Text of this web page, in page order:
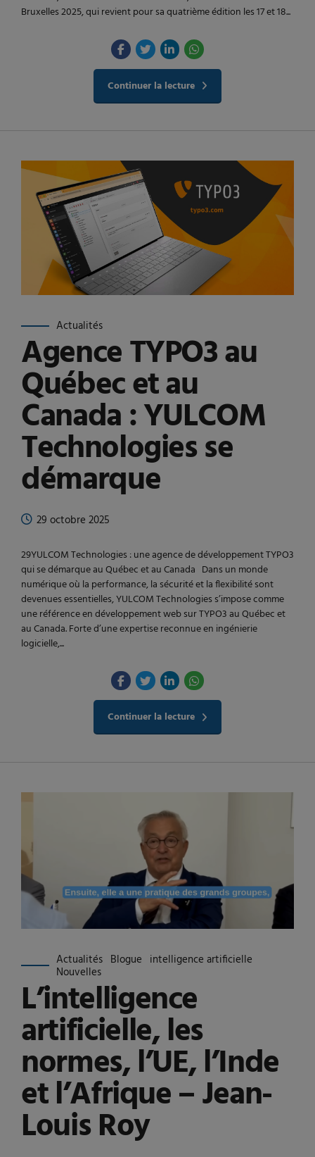
Bruxelles 2025, qui revient pour sa quatrième édition les 17 et 18...
Continuer la lecture
Actualités
Agence TYPO3 au
Québec et au
Canada : YULCOM
Technologies se
démarque
29 octobre 2025
29YULCOM Technologies : une agence de développement TYPO3
qui se démarque au Québec et au Canada Dans un monde
numérique où la performance, la sécurité et la flexibilité sont
devenues essentielles, YULCOM Technologies s’impose comme
une référence en développement web sur TYPO3 au Québec et
au Canada. Forte d’une expertise reconnue en ingénierie
logicielle,...
Continuer la lecture
Actualités Blogue intelligence artificielle
Nouvelles
L’intelligence
artificielle, les
normes, l’UE, l’Inde
et l’Afrique – Jean-
Louis Roy